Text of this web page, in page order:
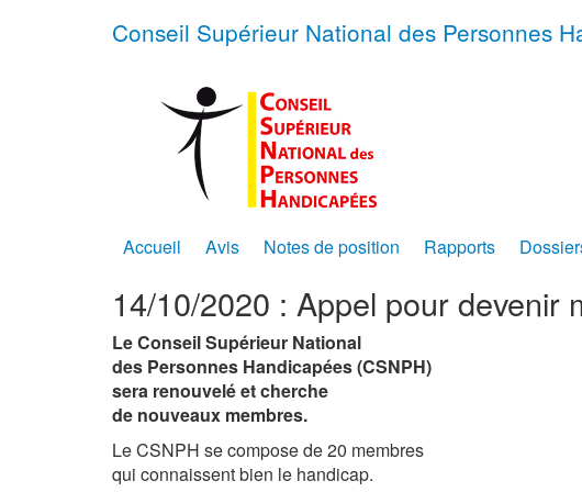
Conseil Supérieur National des Personnes
Accueil Avis Notes de position Rapports
14/10/2020 : Appel pour devenir
Le Conseil Supérieur National
des Personnes Handicapées (CSNPH)
sera renouvelé etcherche
de nouveaux membres.
Le CSNPH se compose de 20 membres
qui connaissent bien le handicap.